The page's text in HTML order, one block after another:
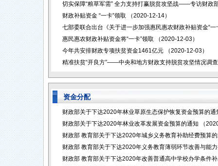
切实保障“粮草军需” 全力支持打赢脱贫攻坚战——专访财政
财政补贴资金 “一卡”领取 （2020-12-14）
七部委联合出台《关于进一步加强惠民惠农财政补贴资金“
惠民惠农财政补贴资金将“一卡”领取 （2020-12-03）
今年共安排财政专项扶贫资金1461亿元 （2020-12-03）
精准扶贫“开良方”——中央和地方财政支持脱贫攻坚情况调
资金分配
财政部关于下达2020年林业草原生态保护恢复资金预算的通
财政部关于下达2020年林业改革发展资金预算的通知 （
财政部 教育部关于下达2020年城乡义务教育补助经费预算
财政部 教育部关于下达2020年义务教育薄弱环节改善与能
财政部 教育部关于下达2020年改善普通高中学校办学条件